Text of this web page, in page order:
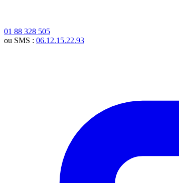
01 88 328 505
ou SMS : 06.12.15.22.93